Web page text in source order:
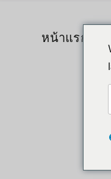
หน้าแรก
A. VR / AR